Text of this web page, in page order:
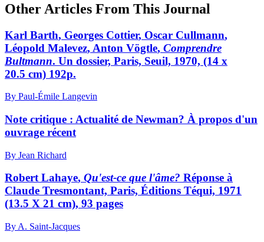
Other Articles From This Journal
Karl Barth, Georges Cottier, Oscar Cullmann,
Léopold Malevez, Anton Vögtle, Comprendre
Bultmann. Un dossier, Paris, Seuil, 1970, (14 x
20.5 cm) 192p.
By Paul-Émile Langevin
Note critique : Actualité de Newman? À propos d'un
ouvrage récent
By Jean Richard
Robert Lahaye, Qu'est-ce que l'âme? Réponse à
Claude Tresmontant, Paris, Éditions Téqui, 1971
(13.5 X 21 cm), 93 pages
By A. Saint-Jacques